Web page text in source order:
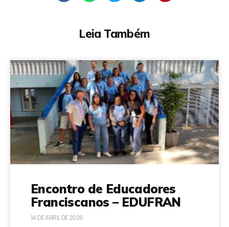
Leia Também
Encontro de Educadores
Franciscanos – EDUFRAN
14 DE ABRIL DE 2026